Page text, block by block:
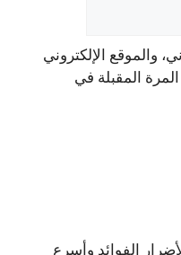
والموقع الإلكتروني
المقبلة في
الفوائد وأسرع